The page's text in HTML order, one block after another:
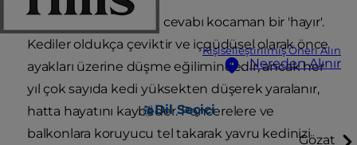
Kişiselleştirilmiş Öneri Alın
Nereden Alınır
Dil Seçici
Gözat
Maalesef, bu sorunun cevabı kocaman bir 'hayır'.
Kediler oldukça çeviktir ve içgüdüsel olarak önce
ayakları üzerine düşme eğilimindedir, ancak her
yıl çok sayıda kedi yüksekten düşerek yaralanır,
hatta hayatını kaybeder. Pencerelere ve
balkonlara koruyucu tel takarak yavru kedinizi